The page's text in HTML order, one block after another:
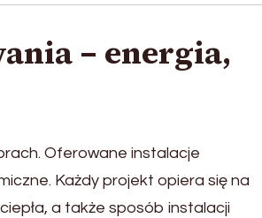
– energia,
Oferowane instalacje
Każdy projekt opiera się na
a także sposób instalacji